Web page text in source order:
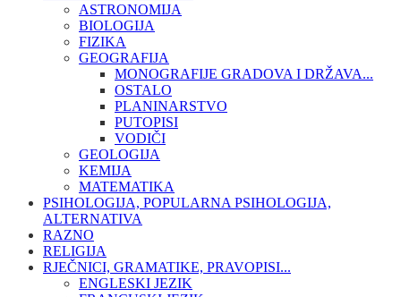
ASTRONOMIJA
BIOLOGIJA
FIZIKA
GEOGRAFIJA
MONOGRAFIJE GRADOVA I DRŽAVA...
OSTALO
PLANINARSTVO
PUTOPISI
VODIČI
GEOLOGIJA
KEMIJA
MATEMATIKA
PSIHOLOGIJA, POPULARNA PSIHOLOGIJA,
ALTERNATIVA
RAZNO
RELIGIJA
RJEČNICI, GRAMATIKE, PRAVOPISI...
ENGLESKI JEZIK